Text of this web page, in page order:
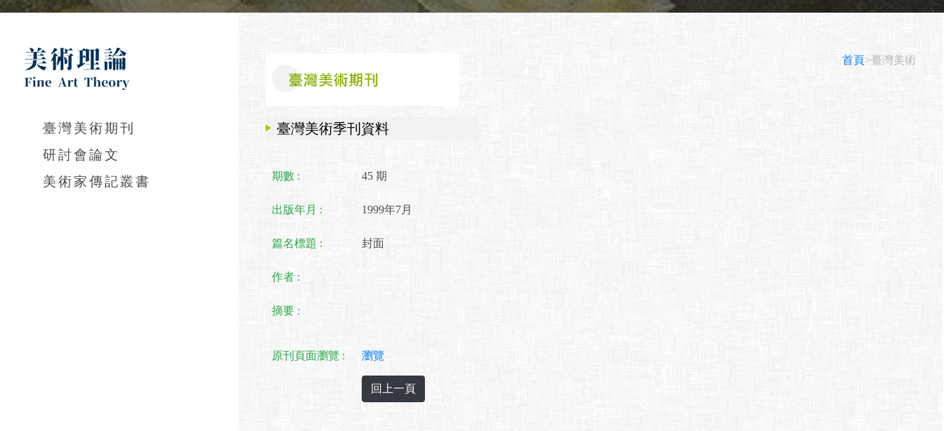
臺灣美術期刊
研討會論文
美術家傳記叢書
首頁>臺灣美術
臺灣美術季刊資料
期數 : 45 期
出版年月 : 1999年7月
篇名標題 : 封面
作者 :
摘要 :
原刊頁面瀏覽 : 瀏覽